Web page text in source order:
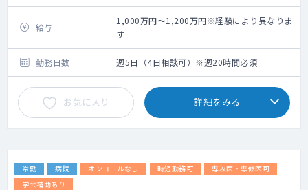
いただきます。
給与
1,000万円～1,200万円※経験により異なりま
す
勤務日数 週5日（4日相談可）※週20時間必須
お気に入り 詳細をみる
常勤 病院 オンコールなし 時短勤務可
専攻医・専修医可
学会補助あり